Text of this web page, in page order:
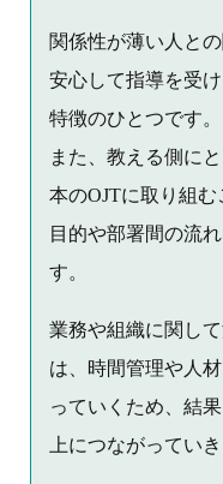
関係性が薄い人と
安心して指導を受
特徴のひとつです。
また、教える側に
本のOJTに取り組
目的や部署間の流
す。
業務や組織に関し
は、時間管理や人
っていくため、結
上につながっていき